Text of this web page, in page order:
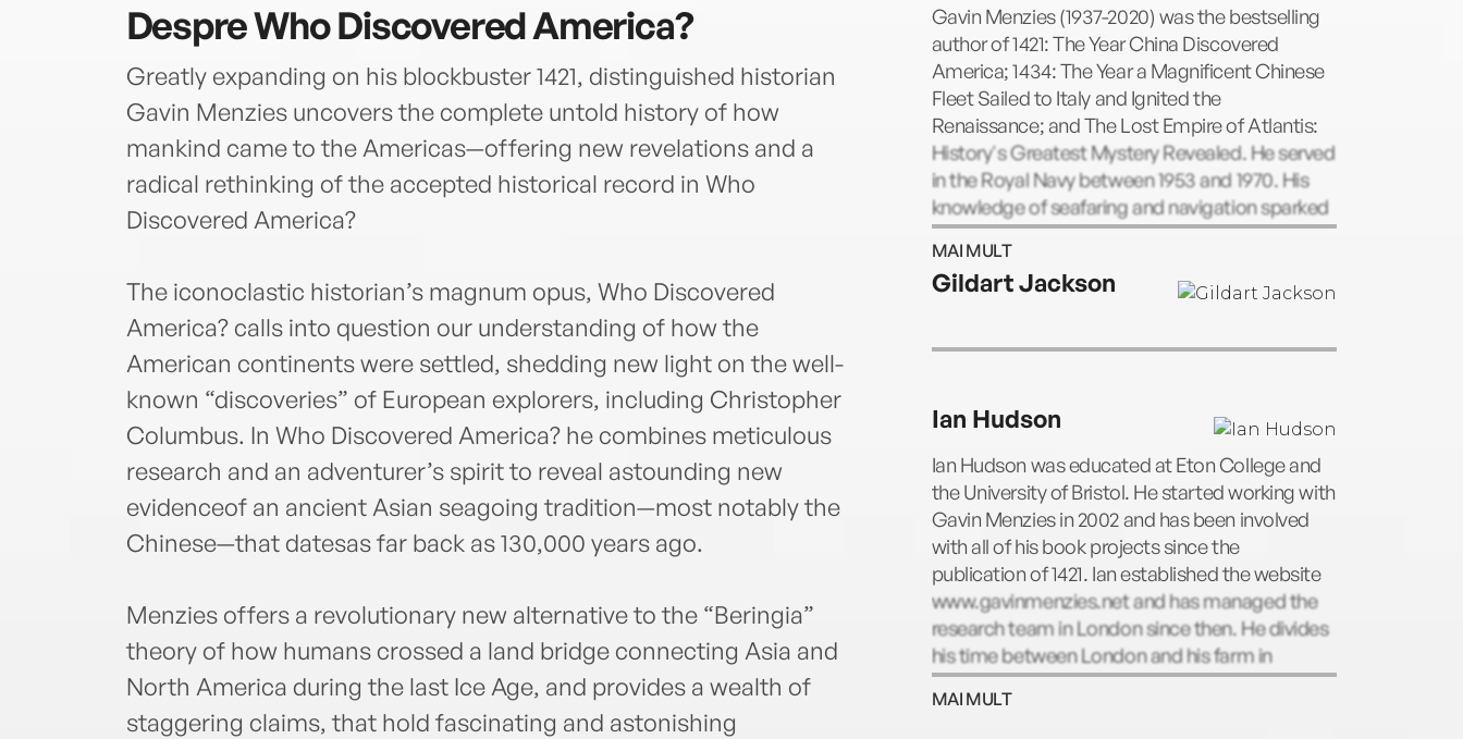
DespreWho Discovered America?
Greatly expanding on his blockbuster 1421, distinguished historian
Gavin Menzies uncovers the complete untold history of how
mankind came to the Americas—offering new revelations and a
radical rethinking of the accepted historical record in Who
Discovered America?
The iconoclastic historian’s magnum opus, Who Discovered
America? calls into question our understanding of how the
American continents were settled, shedding new light on the well-
known “discoveries” of European explorers, including Christopher
Columbus. In Who Discovered America? he combines meticulous
research and an adventurer’s spirit to reveal astounding new
evidenceof an ancient Asian seagoing tradition—most notably the
Chinese—that datesas far back as 130,000 years ago.
Menzies offers a revolutionary new alternative to the “Beringia”
theory of how humans crossed a land bridge connecting Asia and
North America during the last Ice Age, and provides a wealth of
staggering claims, that hold fascinating and astonishing
Gavin Menzies (1937-2020) was the bestselling
author of 1421: The Year China Discovered
America; 1434: The Year a Magnificent Chinese
Fleet Sailed to Italy and Ignited the
Renaissance; and The Lost Empire of Atlantis:
History's Greatest Mystery Revealed. He served
in the Royal Navy between 1953 and 1970. His
knowledge of seafaring and navigation sparked
his interest in the epic voyages of Chinese
admiral Zheng He.
MAI MULT
Gildart Jackson
Ian Hudson
Ian Hudson was educated at Eton College and
the University of Bristol. He started working with
Gavin Menzies in 2002 and has been involved
with all of his book projects since the
publication of 1421. Ian established the website
www.gavinmenzies.net and has managed the
research team in London since then. He divides
his time between London and his farm in
Melchbourne, Bedfordshire.
MAI MULT